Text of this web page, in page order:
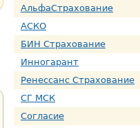
АльфаСтрахование
АСКО
БИН Страхование
Инногарант
Ренессанс Страхование
СГ МСК
Согласие